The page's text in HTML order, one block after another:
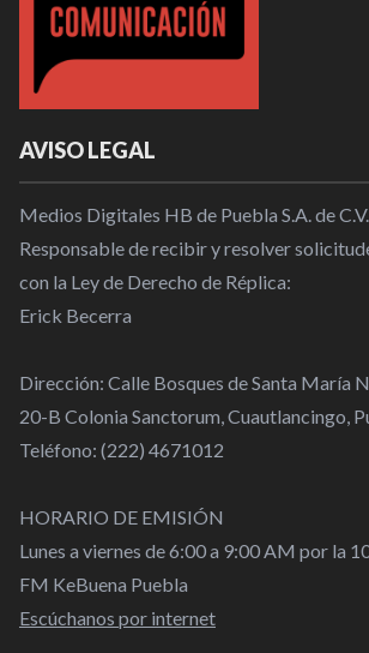
AVISO LEGAL
Medios Digitales HB de Puebla S.A. de C.V.
Responsable de recibir y resolver
con la Ley de Derecho de Réplica:
Erick Becerra
Dirección: Calle Bosques de Santa María
20-B Colonia Sanctorum, Cuautlancingo,
Teléfono: (222) 4671012
HORARIO DE EMISIÓN
Lunes a viernes de 6:00 a 9:00 AM por la
FM KeBuena Puebla
Escúchanos por internet